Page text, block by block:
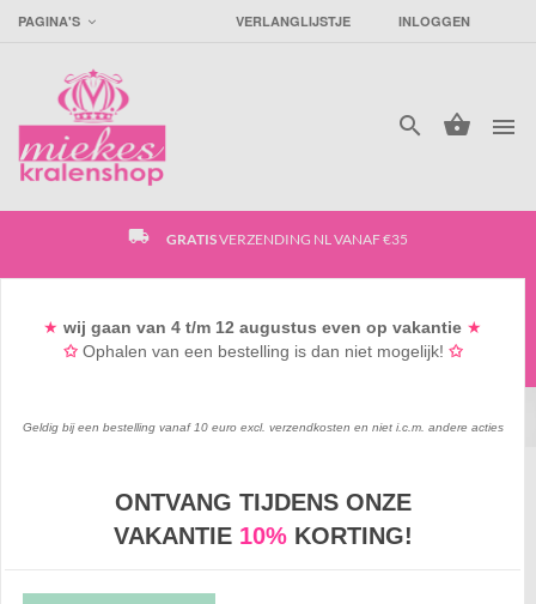
PAGINA'S INLOGGEN
VERLANGLIJSTJE



local_shipping GRATISVERZENDING NL VANAF €35
favorite_border GRATISGOODIEBAG VANAF €15*
KRALEN & BEDELS / KINDERKRALEN /
POLYMEER KRAAL SMILEY DARK PINK
★ wij gaanvan 4 t/m 12 augustuseven op vakantie ★
✩ Ophalen van een bestelling is dan niet mogelijk! ✩
Geldig bij een bestelling vanaf 10 euro excl. verzendkosten en niet i.c.m. andere acties
ONTVANG TIJDENS ONZE
VAKANTIE 10%KORTING!